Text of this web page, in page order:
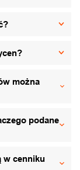
można
podane
w cenniku